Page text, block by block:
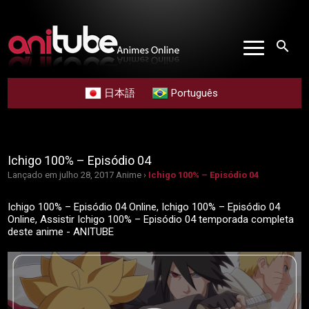
search
日本語 Português
Ichigo 100% – Episódio 04
Lançado em julho 28, 2017 Anime › Ichigo 100% – Episódio 04
Ichigo 100% – Episódio 04 Online, Ichigo 100% – Episódio 04
Online, Assistir Ichigo 100% – Episódio 04 temporada completa
deste anime - ANITUBE